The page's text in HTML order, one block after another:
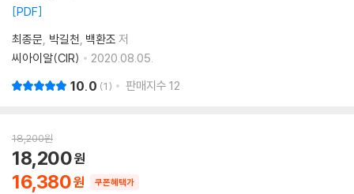
PDF
최종문 박길천 백환조 저
씨아이알(CIR)
2020.08.05.
10.0 1 판매지수 12
18,200원
16,380
18,200
쿠폰혜택가